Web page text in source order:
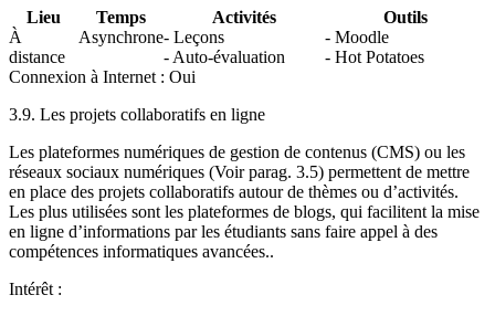
Lieu
Temps Activités
Outils
À
distance
Asynchrone- Leçons
- Auto-évaluation
- Moodle
- Hot Potatoes
Connexion à Internet : Oui
3.9. Les projets collaboratifs en ligne
Les plateformes numériques de gestion de contenus (CMS) ou les
réseaux sociaux numériques (Voir parag. 3.5) permettent de mettre
en place des projets collaboratifs autour de thèmes ou d’activités.
Les plus utilisées sont les plateformes de blogs, qui facilitent la mise
en ligne d’informations par les étudiants sans faire appel à des
compétences informatiques avancées..
Intérêt :